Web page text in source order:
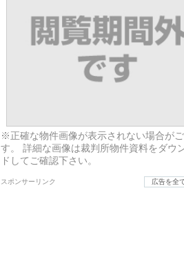
※正確な物件画像が表示されない場合が
す。 詳細な画像は裁判所物件資料をダウ
ドしてご確認下さい。
スポンサーリンク 広告を全